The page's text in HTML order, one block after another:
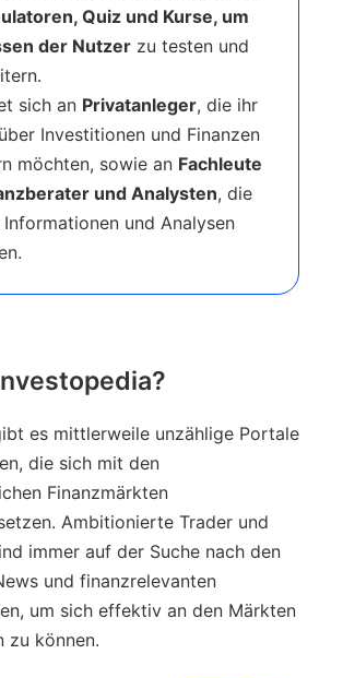
Quiz und Kurse, um
der Nutzer zu testen und
sich an Privatanleger, die ihr
Investitionen und Finanzen
möchten, sowie an Fachleute
und Analysten, die
und Analysen
es mittlerweile unzählige Portale
die sich mit den
Finanzmärkten
Ambitionierte Trader und
immer auf der Suche nach den
und finanzrelevanten
um sich effektiv an den Märkten
zu können.